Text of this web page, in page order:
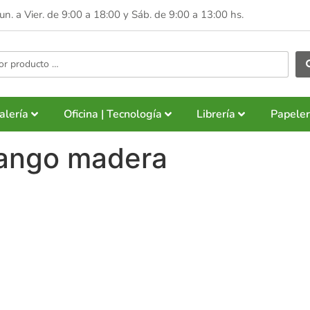
a Vier. de 9:00 a 18:00 y Sáb. de 9:00 a 13:00 hs.
Oficina | Tecnología Librería
madera